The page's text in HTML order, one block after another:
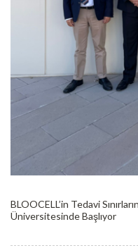
BLOOCELL’in Tedavi
Üniversitesinde Başlıyor